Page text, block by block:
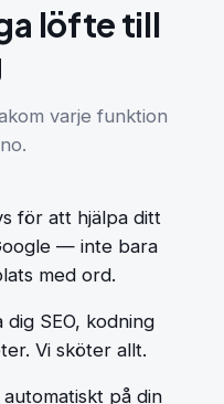
löfte till
varje funktion
för att hjälpa ditt
— inte bara
med ord.
SEO, kodning
Vi sköter allt.
på din